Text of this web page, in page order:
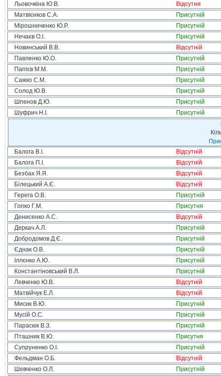
Льовочкіна Ю.В.
Відсутня
Матвієнков С.А.
Присутній
Мірошниченко Ю.Р.
Присутній
Нечаєв О.І.
Присутній
Новинський В.В.
Відсутній
Павленко Ю.О.
Присутній
Папієв М.М.
Присутній
Сажко С.М.
Присутній
Солод Ю.В.
Присутній
Шпенов Д.Ю.
Присутній
Шуфрич Н.І.
Присутній
Балога В.І.
Відсутній
Балога П.І.
Відсутній
Безбах Я.Я.
Відсутній
Білецький А.Є.
Відсутній
Герега О.В.
Присутній
Гопко Г.М.
Присутня
Денисенко А.С.
Відсутній
Деркач А.Л.
Присутній
Добродомов Д.Є.
Присутній
Єднак О.В.
Присутній
Іллєнко А.Ю.
Присутній
Константіновський В.Л.
Присутній
Левченко Ю.В.
Відсутній
Матвійчук Е.Л.
Відсутній
Мисик В.Ю.
Присутній
Мусій О.С.
Присутній
Парасюк В.З.
Присутній
Пташник В.Ю.
Присутня
Супруненко О.І.
Присутній
Фельдман О.Б.
Відсутній
Шевченко О.Л.
Присутній